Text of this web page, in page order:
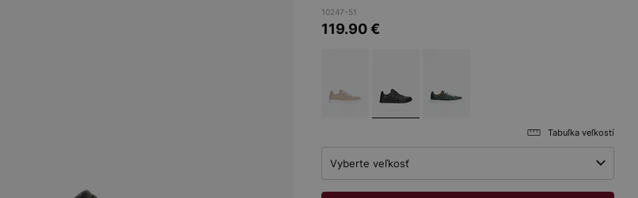
10247-51
119.90€
Tabuľka veľkostí
Vyberte veľkosť